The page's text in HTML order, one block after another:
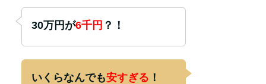
30万円が6千円 ？！
いくらなんでも安すぎる ！